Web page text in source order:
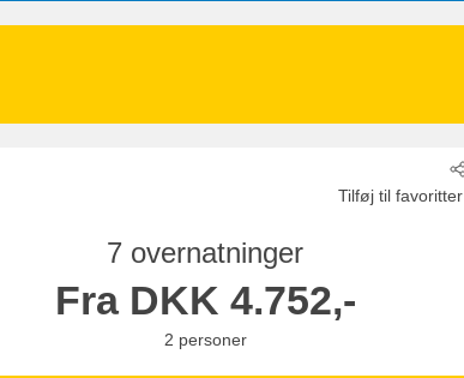
Tilføj til favoritter
7 overnatninger
Fra DKK 4.752,-
2 personer